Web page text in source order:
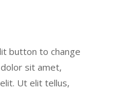
button to change
sit amet,
Ut elit tellus,